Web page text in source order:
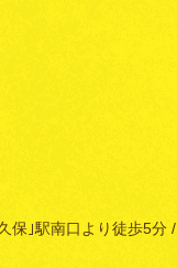
保｣駅南口より徒歩5分 /